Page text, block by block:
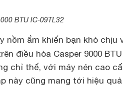
BTU IC-09TL32
nồm ẩm khiến bạn khó chịu
điều hòa Casper 9000 BTU
chỉ thế, với máy nén cao
này cũng mang tới hiệu